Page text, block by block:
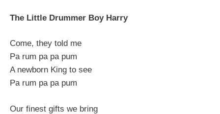
The Little Drummer Boy Harry
Come, they told me
Pa rum pa pa pum
A newborn King to see
Pa rum pa pa pum
Our finest gifts we bring